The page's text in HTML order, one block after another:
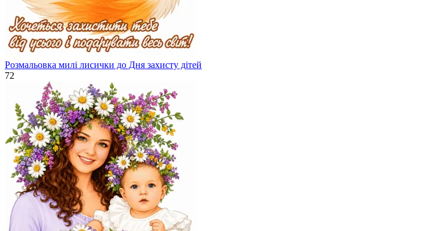
Розмальовка милі лисички до Дня захисту дітей
72